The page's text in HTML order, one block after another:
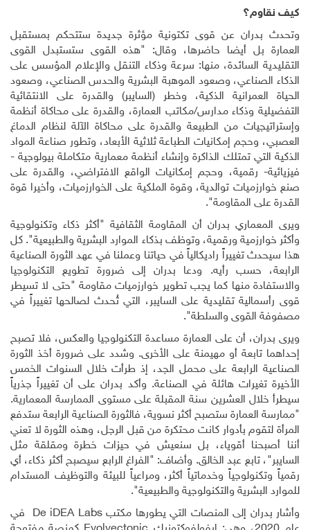
كيف نقاوم؟
وتحدث بدران عن قوى تكتونية مؤثرة جديدة ستتحكم بمستقبل
العمارة بل أيضا حاضرها، وقال: "هذه القوى ستستبدل القوى
التقليدية السائدة، منها: سرعة وذكاء التنقل والإعلام المؤسس على
الذكاء الصناعي، وصعود الموهبة البشرية والحدس الصناعي، وصعود
الحياة العمرانية الذكية، وخطر (السايبر) والقدرة على الانتقائية
التفضيلية وذكاء مدارس/مكاتب العمارة، والقدرة على محاكاة أنظمة
وإستراتيجيات من الطبيعة والقدرة على محاكاة الآلة لنظام الدماغ
العصبي، وحجم إمكانيات الطباعة ثلاثية الأبعاد، وتطور صناعة المواد
الذكية التي تمتلك الذاكرة وإنشاء أنظمة معمارية متكاملة بيولوجية -
فيزيائية- رقمية، وحجم إمكانيات الواقع الافتراضي، والقدرة على
صنع خوارزميات توالدية، وقوة الملكية على الخوارزميات، وأخيرا قوة
القدرة على المقاومة".
ويرى المعماري بدران أن المقاومة الثقافية "أكثر ذكاء وتكنولوجية
وأكثر خوارزمية ورقمية، وتوظف بذكاء الموارد البشرية والطبيعية". كل
هذا سيحدث تغييراً راديكالياً في حياتنا وعملنا في عهد الثورة الصناعية
الرابعة، حسب رأيه. ودعا بدران إلى ضرورة تطويع التكنولوجيا
والاستفادة منها كما يجب تطوير خوارزميات مقاومة "حتى لا تسيطر
قوى رأسمالية تقليدية على السايبر، التي تُحدث لصالحها تغييراً في
مصفوفة القوى والسلطة".
ويرى بدران، أن على العمارة مساعدة التكنولوجيا والعكس، فلا تصبح
إحداهما تابعة أو مهيمنة على الأخرى. وشدد على ضرورة أخذ الثورة
الصناعية الرابعة على محمل الجد، إذ طرأت خلال السنوات الخمس
الأخيرة تغيرات هائلة في الصناعة. وأكد بدران على أن تغييراً جذرياً
سيطرأ خلال العشرين سنة المقبلة على مستوى الممارسة المعمارية.
"ممارسة العمارة ستصبح أكثر نسوية، فالثورة الصناعية الرابعة ستدفع
المرأة لتقوم بأدوار كانت محتكرة من قبل الرجل، وهذه الثورة لا تعني
أننا أصبحنا أقوياء، بل سنعيش في حيزات خطرة ومقلقة مثل
السايبر"، تابع عبد الخالق. وأضاف: "الفراغ الرابع سيصبح أكثر ذكاء، أي
رقمياً وتكنولوجياً وخدماتياً أكثر، ومراعياً للبيئة والتوظيف المستدام
للموارد البشرية والتكنولوجية والطبيعية".
وأشار بدران إلى المنصات التي يطورها مكتبDe iDEA Labs
في